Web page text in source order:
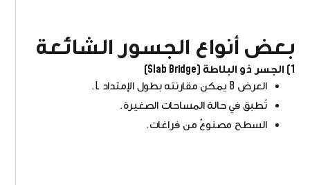
بعض أنواع الجسور الشائعة
1) الجسر ذو البلاطة (Slab Bridge)
العرض B يمكن مقارنته بطول الإمتداد L.
تُطبق في حالة المساحات الصغيرة.
السطح مصنوعٌ من فراغات.